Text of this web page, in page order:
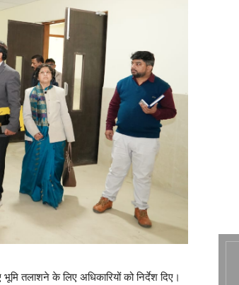
तलाशने के लिए अधिकारियों को निर्देश दिए।